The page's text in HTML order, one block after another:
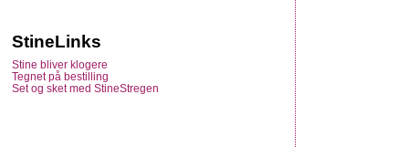
StineLinks
Stine bliver klogere
Tegnet på bestilling
Set og sket med StineStregen